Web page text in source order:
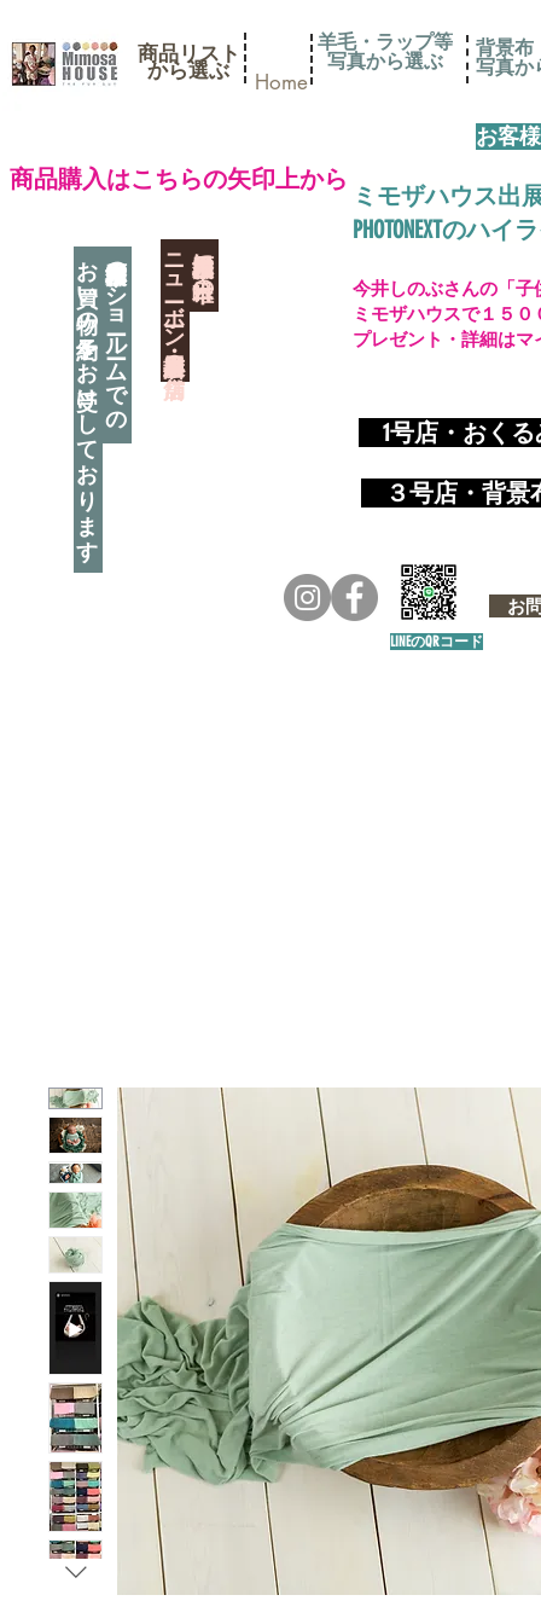
商品リスト
​から選ぶ Home
​商品購入はこちらの矢印上から
神奈川県相模原市に日本唯一の
​ニューボーン撮影用小道具店・３店舗
羊毛・ラップ等
写真から選ぶ
背景布
写真か
お客
ミモザハウス出
PHOTONEXTのハ
神奈川県相模原市のショールームでの
お買い物の予約をお受けしております 1号店・おく
​ ３号店・背
お
今井しのぶさんの「
ミモザハウスで１５
プレゼント・詳細は
LINEのQRコード